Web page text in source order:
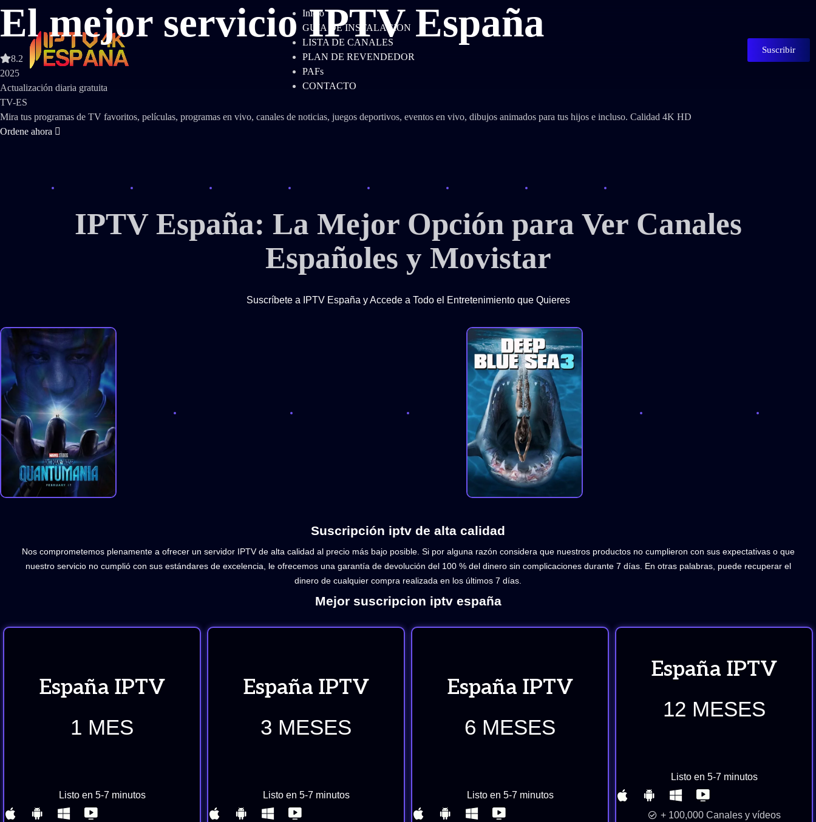
Inicio
GUIA DE INSTALACION
LISTA DE CANALES
PLAN DE REVENDEDOR
PAFs​
CONTACTO
Suscribir
El mejor servicio IPTV España
8.2
2025
Actualización diaria gratuita
TV-ES
Mira tus programas de TV favoritos, películas, programas en vivo, canales de noticias, juegos deportivos, eventos en vivo, dibujos animados para tus hijos e incluso. Calidad 4K HD
Ordene ahora
IPTV España: La Mejor Opción para Ver Canales
Españoles y Movistar
Suscríbete a IPTV España y Accede a Todo el Entretenimiento que Quieres
Suscripción iptv de alta calidad
Nos comprometemos plenamente a ofrecer un servidor IPTV de alta calidad al precio más bajo posible. Si por alguna razón considera que nuestros productos no cumplieron con sus expectativas o que
nuestro servicio no cumplió con sus estándares de excelencia, le ofrecemos una garantía de devolución del 100 % del dinero sin complicaciones durante 7 días. En otras palabras, puede recuperar el
dinero de cualquier compra realizada en los últimos 7 días.
Mejor suscripcion iptv españa
España IPTV
1 MES
Listo en 5-7 minutos
España IPTV
3 MESES
Listo en 5-7 minutos
España IPTV
6 MESES
Listo en 5-7 minutos
España IPTV
12 MESES
Listo en 5-7 minutos
+ 100,000 Canales y vídeos